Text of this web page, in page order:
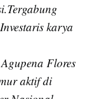
karya
Flores
aktif di